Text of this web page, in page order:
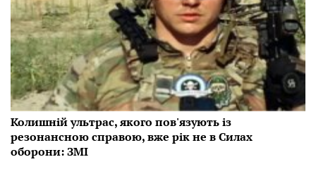
Колишній ультрас, якого пов'язують із
резонансною справою, вже рік не в Силах
оборони: ЗМІ